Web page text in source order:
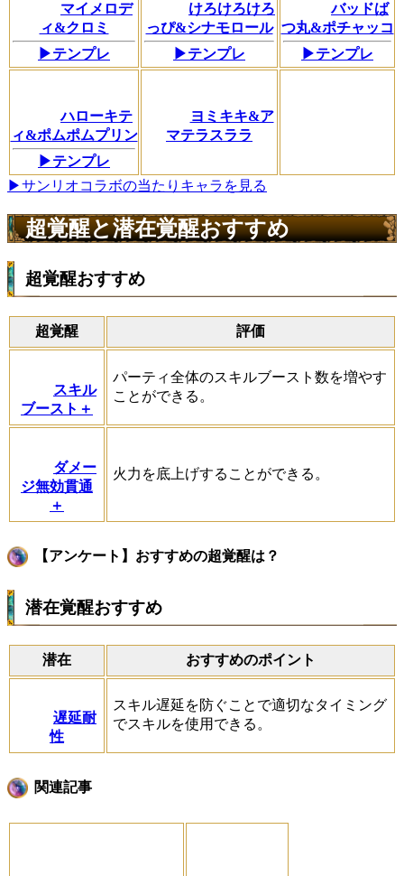
マイメロデ
ィ&クロミ
▶テンプレ
けろけろけろ
っぴ&シナモロール
▶テンプレ
バッドば
つ丸&ポチャッコ
▶テンプレ
ハローキテ
ィ&ポムポムプリン
▶テンプレ
ヨミキキ&ア
マテラスララ
▶サンリオコラボの当たりキャラを見る
超覚醒と潜在覚醒おすすめ
超覚醒おすすめ
超覚醒 評価
スキル
ブースト＋
パーティ全体のスキルブースト数を増やす
ことができる。
ダメー
ジ無効貫通
＋
火力を底上げすることができる。
【アンケート】おすすめの超覚醒は？
潜在覚醒おすすめ
潜在 おすすめのポイント
遅延耐
性
スキル遅延を防ぐことで適切なタイミング
でスキルを使用できる。
関連記事